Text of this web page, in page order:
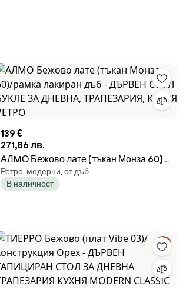
139 €
271,86 лв.
АЛMО Бежово лате (тъкан Монза 60)/
рамка лакиран дъб - ДЪРВЕН СТОЛ
БУКЛЕ ЗА ДНЕВНА, ТРАПЕЗАРИЯ,
Ретро, модерни, от дъб
В наличност